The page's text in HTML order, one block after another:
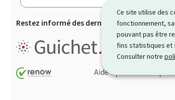
Ce site utilise des
fonctionnement,
pouvant pas être
fins statistiques et
Consulter notre
Restez informé des dernières actualités de
Guichet.lu est
démarches
Aide